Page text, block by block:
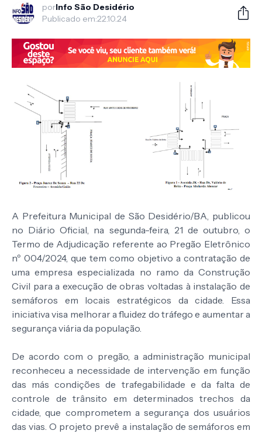
porInfo São Desidério
Publicado em:22.10.24
A Prefeitura Municipal de São Desidério/BA, publicou
no Diário Oficial, na segunda-feira, 21 de outubro, o
Termo de Adjudicação referente ao Pregão Eletrônico
nº 004/2024, que tem como objetivo a contratação de
uma empresa especializada no ramo da Construção
Civil para a execução de obras voltadas à instalação de
semáforos em locais estratégicos da cidade. Essa
iniciativa visa melhorar a fluidez do tráfego e aumentar a
segurança viária da população.
De acordo com o pregão, a administração municipal
reconheceu a necessidade de intervenção em função
das más condições de trafegabilidade e da falta de
controle de trânsito em determinados trechos da
cidade, que comprometem a segurança dos usuários
das vias. O projeto prevê a instalação de semáforos em